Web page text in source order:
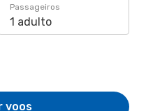
Passageiros
1 adulto
voos